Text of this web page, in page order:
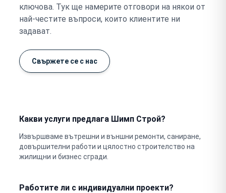
ключова. Тук ще намерите отговори на някои от
най-честите въпроси, които клиентите ни
задават.
Свържете се с нас
Какви услуги предлага Шимп Строй?
Извършваме вътрешни и външни ремонти, саниране,
довършителни работи и цялостно строителство на
жилищни и бизнес сгради.
Работите ли с индивидуални проекти?